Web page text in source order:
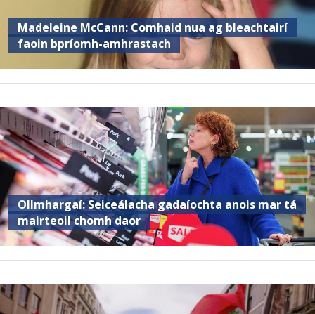
Madeleine McCann: Comhaid nua ag bleachtairí
faoin bpríomh-amhrastach
Ollmhargaí: Seiceálacha gadaíochta anois mar tá
mairteoil chomh daor